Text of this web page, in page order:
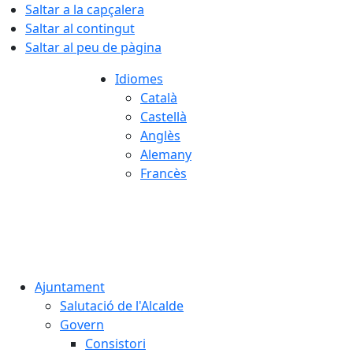
Saltar a la capçalera
Saltar al contingut
Saltar al peu de pàgina
Idiomes
Català
Castellà
Anglès
Alemany
Francès
Ajuntament
Salutació de l'Alcalde
Govern
Consistori